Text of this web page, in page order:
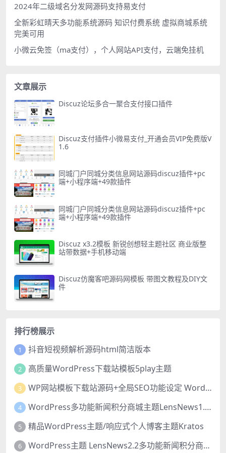
2024年二级域名分发网源码支持易支付
全新彩虹晴天多功能系统源码 知识付费系统 虚拟商城系统
完美可用
小微云免签（ma支付），个人网站API支付，云端免挂机
文章展示
Discuz论坛多合一聚合支付接口插件
Discuz支付插件小微易支付_开通会员VIP免费版V
1.6
同城门户同城分类信息网站源码discuz插件+pc
端+小程序端+49款插件
同城门户同城分类信息网站源码discuz插件+pc
端+小程序端+49款插件
Discuz x3.2模板 新锐创想轻主题社区 商业版整
站带数据+手机移动端
Discuz仿魔客吧源码网模板 带图文教程及DIY文
件
排行榜展示
1 抖音短视频解析源码html简洁版本
2 高质量WordPress下载站模板5play主题
3 WP网站模板下载站源码+全局SEO功能设定 WordPress主题猫模板
4 WordPress多功能新闻积分商城主题LensNews1.8_源码下载
5 精品WordPress主题/响应式个人博客主题Kratos
6 WordPress主题 LensNews2.2多功能新闻积分商城主题_源码下载